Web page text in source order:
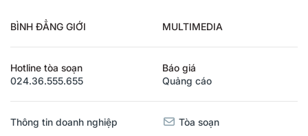
BÌNH ĐẲNG GIỚI MULTIMEDIA
Hotline tòa soạn
024.36.555.655
Báo giá
Quảng cáo
Thông tin doanh nghiệp Tòa soạn